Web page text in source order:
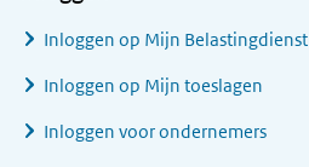
Inloggen op Mijn Belastingdienst
Inloggen op Mijn toeslagen
Inloggen voor ondernemers